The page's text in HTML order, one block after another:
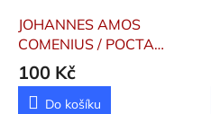
JOHANNES AMOS
COMENIUS / POCTA
KOMENSKÉMU
Jaroslav, Musica
Bohemica
100 Kč
Do košíku